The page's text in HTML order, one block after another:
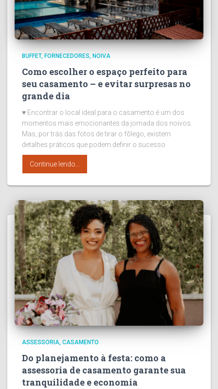
BUFFET FORNECEDORES NOIVA
Como escolher o espaço perfeito para
seu casamento – e evitar surpresas no
grande dia
♥ Encontrar o local ideal para o casamento é um dos
momentos mais emocionantes da jornada dos noivos.
Mas, por trás das fotos de tirar o fôlego, existem
detalhes práticos que podem definir o sucesso
Continue lendo...
ASSESSORIA CASAMENTO
Do planejamento à festa: como a
assessoria de casamento garante sua
tranquilidade e economia